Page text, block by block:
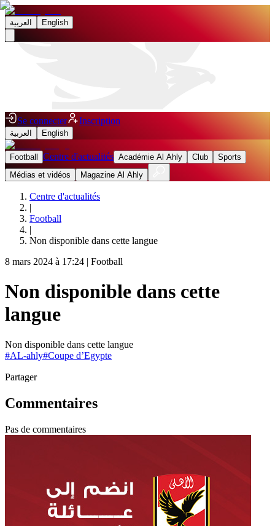
العربية English
Se connecter Inscription
العربية English
Football Centre d'actualités Académie Al Ahly Club
Sports
Médias et vidéos
Magazine Al Ahly
Centre d'actualités
|
Football
|
Non disponible dans cette langue
8 mars 2024 à 17:24 | Football
Non disponible dans cette
langue
Non disponible dans cette langue
#AL-ahly#Coupe d’Egypte
Partager
Commentaires
Pas de commentaires